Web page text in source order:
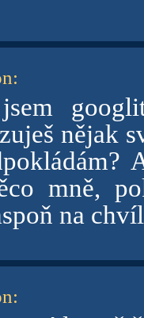
:
jsem
nějak
mně,
na
: